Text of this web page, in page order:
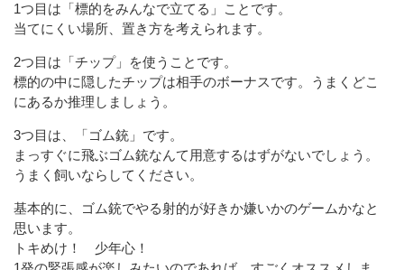
1つ目は「標的をみんなで立てる」ことです。
当てにくい場所、置き方を考えられます。
2つ目は「チップ」を使うことです。
標的の中に隠したチップは相手のボーナスです。うまくどこ
にあるか推理しましょう。
3つ目は、「ゴム銃」です。
まっすぐに飛ぶゴム銃なんて用意するはずがないでしょう。
うまく飼いならしてください。
基本的に、ゴム銃でやる射的が好きか嫌いかのゲームかなと
思います。
トキめけ！ 少年心！